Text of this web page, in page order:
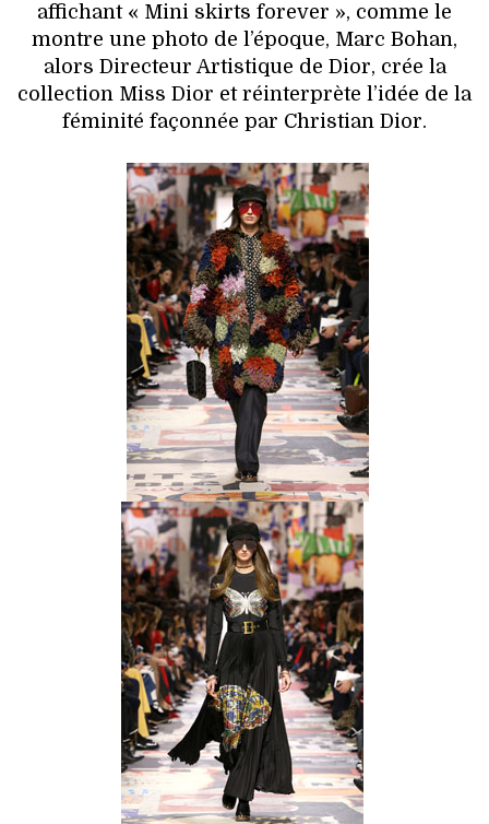
affichant « Mini skirts forever », comme le
montre une photo de l’époque, Marc Bohan,
alors Directeur Artistique de Dior, crée la
collection Miss Dior et réinterprète l’idée de la
féminité façonnée par Christian Dior.